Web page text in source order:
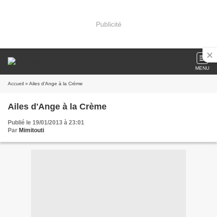
Publicité
MENU
Accueil » Ailes d'Ange à la Crème
Ailes d'Ange à la Crème
Publié le 19/01/2013 à 23:01
Par Mimitouti